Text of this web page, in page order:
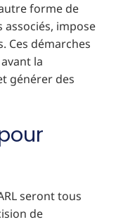
forme de
associés, impose
Ces démarches
la
générer des
seront tous
de